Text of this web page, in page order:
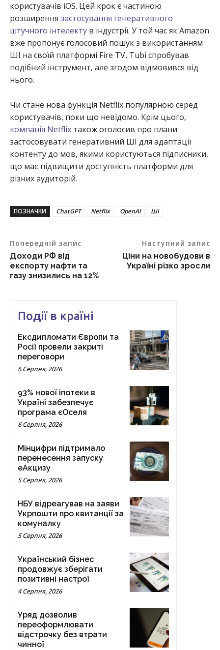
користувачів iOS. Цей крок є частиною
розширення застосування генеративного
штучного інтелекту в індустрії. У той час як Amazon
вже пропонує голосовий пошук з використанням
ШІ на своїй платформі Fire TV, Tubi спробував
подібний інструмент, але згодом відмовився від
нього.
Чи стане нова функція Netflix популярною серед
користувачів, поки що невідомо. Крім цього,
компанія Netflix також оголосив про плани
застосовувати генеративний ШІ для адаптації
контенту до мов, якими користуються підписники,
що має підвищити доступність платформи для
різних аудиторій.
ПОЗНАЧКИ ChatGPT Netflix OpenAI ШІ
Попередній запис
Доходи РФ від
експорту нафти та
газу знизились на 12%
Наступний запис
Ціни на новобудови в
Україні різко зросли
Події в країні
Ексдипломати Європи та
Росії провели закриті
переговори
6 Серпня, 2026
93% нової іпотеки в
Україні забезпечує
програма єОселя
6 Серпня, 2026
Мінцифри підтримало
перенесення запуску
еАкцизу
5 Серпня, 2026
НБУ відреагував на заяви
Укрпошти про квитанції за
комуналку
5 Серпня, 2026
Український бізнес
продовжує зберігати
позитивні настрої
4 Серпня, 2026
Уряд дозволив
переоформлювати
відстрочку без втрати
чинної